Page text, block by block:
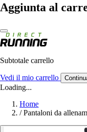
Aggiunta al
Subtotale carrello
Vedi il mio carrello
Loading...
Home
/ Pantaloni da